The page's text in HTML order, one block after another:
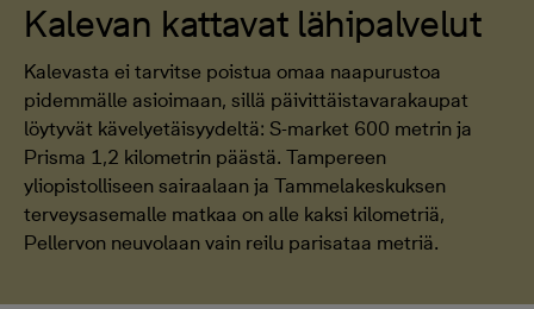
Kalevan kattavat lähipalvelut
Kalevasta ei tarvitse poistua omaa naapurustoa
pidemmälle asioimaan, sillä päivittäistavarakaupat
löytyvät kävelyetäisyydeltä: S-market 600 metrin ja
Prisma 1,2 kilometrin päästä. Tampereen
yliopistolliseen sairaalaan ja Tammelakeskuksen
terveysasemalle matkaa on alle kaksi kilometriä,
Pellervon neuvolaan vain reilu parisataa metriä.